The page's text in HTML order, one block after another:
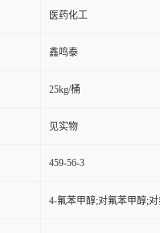
医药化工
鑫鸣泰
25kg/桶
见实物
459-56-3
4-氟苯甲醇;对氟苯甲醇;